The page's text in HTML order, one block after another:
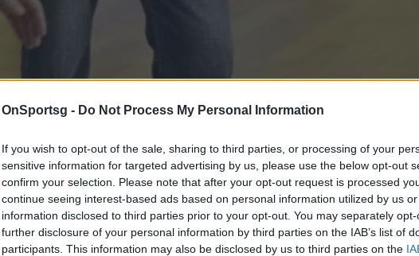
OnSportsg - Do Not Process My Personal Information
If you wish to opt-out of the sale, sharing to third parties, or processing of your
sensitive information for targeted advertising by us, please use the below opt-out
confirm your selection. Please note that after your opt-out request is processed
continue seeing interest-based ads based on personal information utilized by us
information disclosed to third parties prior to your opt-out. You may separately
further disclosure of your personal information by third parties on the IAB’s list of
participants. This information may also be disclosed by us to third parties on the
BOOKMARK ΣΧΟΛΙΑΣΕ